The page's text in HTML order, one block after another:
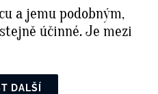
a jemu podobným,
účinné. Je mezi
DALŠÍ